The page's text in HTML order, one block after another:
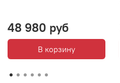
48 980 руб
В корзину